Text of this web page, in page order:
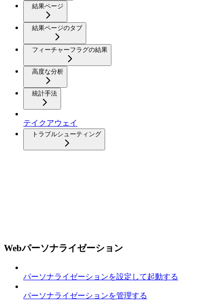
結果ページ
結果ページのタブ
フィーチャーフラグの結果
高度な分析
統計手法
テイクアウェイ
トラブルシューティング
Webパーソナライゼーション
パーソナライゼーションを設定して起動する
パーソナライゼーションを管理する